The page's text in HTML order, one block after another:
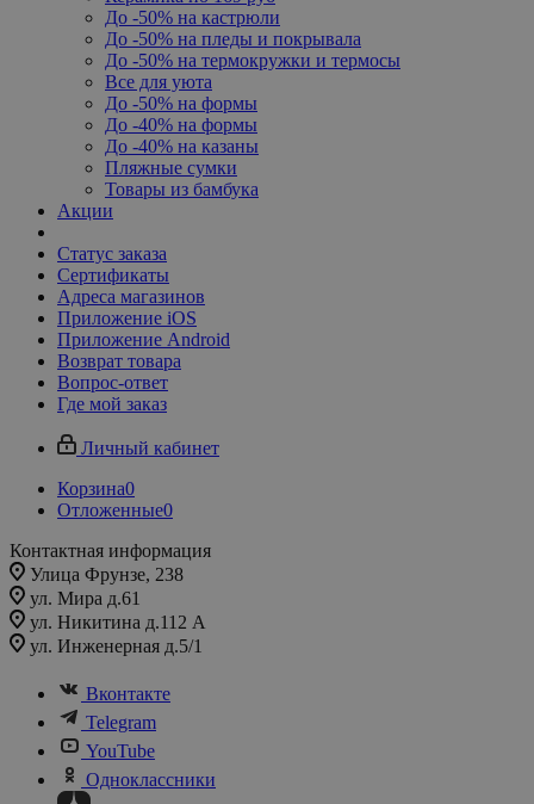
До -50% на кастрюли
До -50% на пледы и покрывала
До -50% на термокружки и термосы
Все для уюта
До -50% на формы
До -40% на формы
До -40% на казаны
Пляжные сумки
Товары из бамбука
Акции
Статус заказа
Сертификаты
Адреса магазинов
Приложение iOS
Приложение Android
Возврат товара
Вопрос-ответ
Где мой заказ
Личный кабинет
Корзина0
Отложенные0
Контактная информация
Улица Фрунзе, 238​
ул. Мира д.61
ул. Никитина д.112 А
ул. Инженерная д.5/1
Вконтакте
Telegram
YouTube
Одноклассники